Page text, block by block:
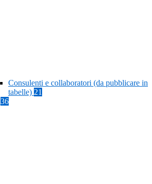
Consulenti e collaboratori (da pubblicare in
tabelle) 21
36